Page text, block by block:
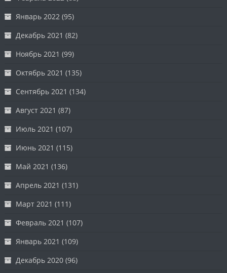
Январь 2022 (95)
Декабрь 2021 (82)
Ноябрь 2021 (99)
Октябрь 2021 (135)
Сентябрь 2021 (134)
Август 2021 (87)
Июль 2021 (107)
Июнь 2021 (115)
Май 2021 (136)
Апрель 2021 (131)
Март 2021 (111)
Февраль 2021 (107)
Январь 2021 (109)
Декабрь 2020 (96)